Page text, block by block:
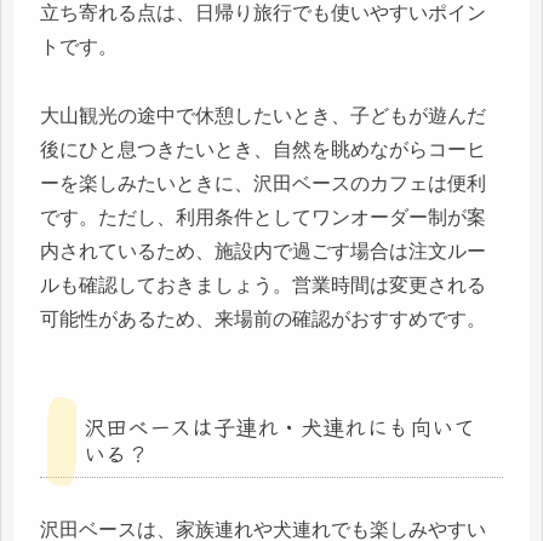
立ち寄れる点は、日帰り旅行でも使いやすいポイン
トです。
大山観光の途中で休憩したいとき、子どもが遊んだ
後にひと息つきたいとき、自然を眺めながらコーヒ
ーを楽しみたいときに、沢田ベースのカフェは便利
です。ただし、利用条件としてワンオーダー制が案
内されているため、施設内で過ごす場合は注文ルー
ルも確認しておきましょう。営業時間は変更される
可能性があるため、来場前の確認がおすすめです。
沢田ベースは子連れ・犬連れにも向いて
いる？
沢田ベースは、家族連れや犬連れでも楽しみやすい